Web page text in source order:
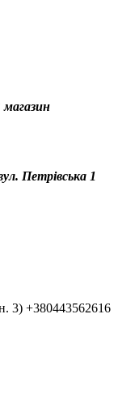
магазин
Петрівська 1
3) +380443562616